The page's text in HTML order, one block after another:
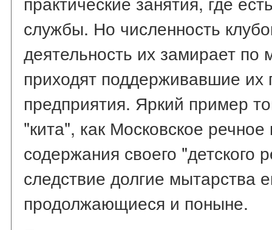
службы. Но численность
деятельность их замирает по
приходят поддерживавшие
предприятия. Яркий пример
"кита", как Московское
содержания своего "детского
следствие долгие мытарства
продолжающиеся и поныне.